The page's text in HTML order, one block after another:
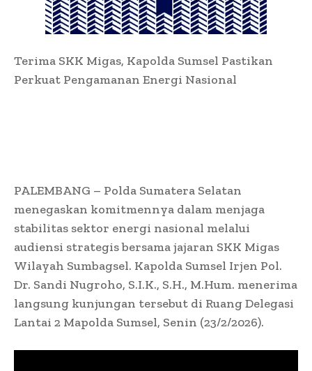
Terima SKK Migas, Kapolda Sumsel Pastikan
Perkuat Pengamanan Energi Nasional
PALEMBANG – Polda Sumatera Selatan
menegaskan komitmennya dalam menjaga
stabilitas sektor energi nasional melalui
audiensi strategis bersama jajaran SKK Migas
Wilayah Sumbagsel. Kapolda Sumsel Irjen Pol.
Dr. Sandi Nugroho, S.I.K., S.H., M.Hum. menerima
langsung kunjungan tersebut di Ruang Delegasi
Lantai 2 Mapolda Sumsel, Senin (23/2/2026).